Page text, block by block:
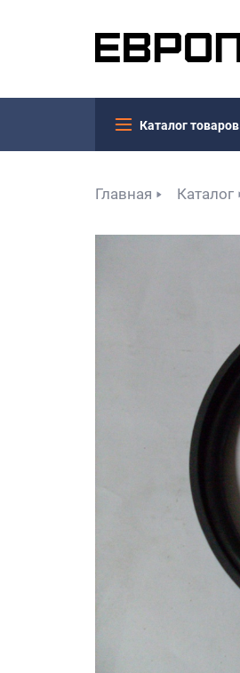
Каталог товаров
Главная Каталог